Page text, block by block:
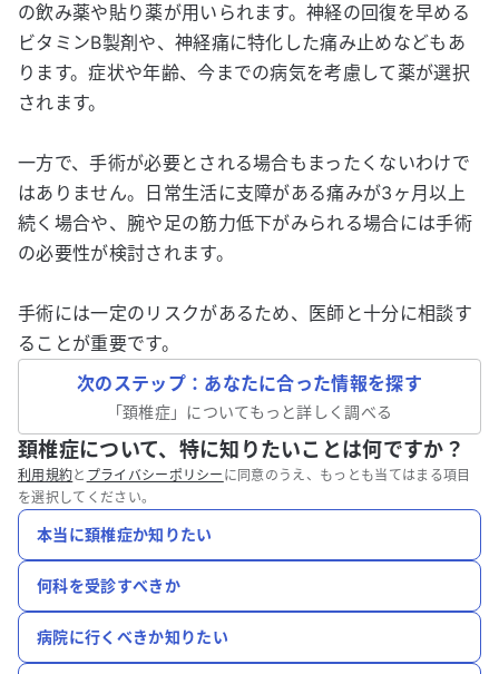
の飲み薬や貼り薬が用いられます。神経の回復を早める
ビタミンB製剤や、神経痛に特化した痛み止めなどもあ
ります。症状や年齢、今までの病気を考慮して薬が選択
されます。
一方で、手術が必要とされる場合もまったくないわけで
はありません。日常生活に支障がある痛みが3ヶ月以上
続く場合や、腕や足の筋力低下がみられる場合には手術
の必要性が検討されます。
手術には一定のリスクがあるため、医師と十分に相談す
ることが重要です。
次のステップ：あなたに合った情報を探す
「頚椎症」についてもっと詳しく調べる
頚椎症について、特に知りたいことは何ですか？
利用規約と プライバシーポリシー に同意のうえ、もっとも当てはまる項目
を選択してください。
本当に頚椎症か知りたい
何科を受診すべきか
病院に行くべきか知りたい